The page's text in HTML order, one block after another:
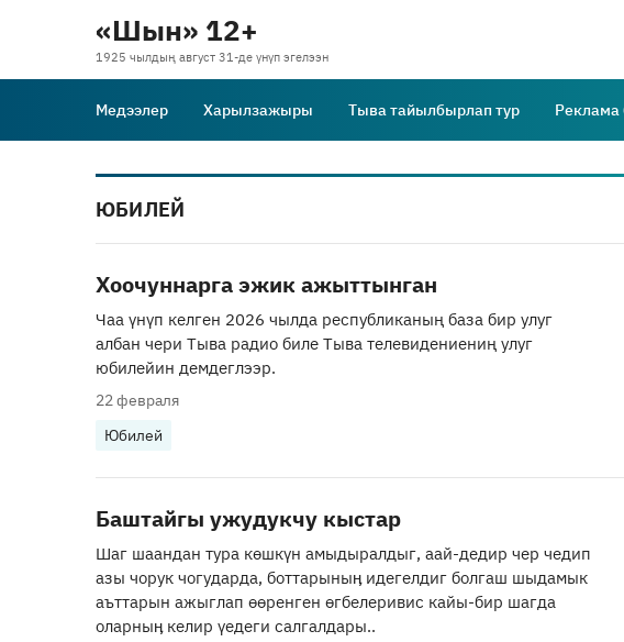
«Шын» 12+
1925 чылдың август 31-де үнүп эгелээн
Медээлер Харылзажыры Тыва тайылбырлап тур Реклама
ЮБИЛЕЙ
Хоочуннарга эжик ажыттынган
Чаа үнүп келген 2026 чылда республиканың база бир улуг
албан чери Тыва радио биле Тыва телевидениениң улуг
юбилейин демдеглээр.
22 февраля
Юбилей
Баштайгы ужудукчу кыстар
Шаг шаандан тура көшкүн амыдыралдыг, аай-дедир чер чедип
азы чорук чогударда, боттарыныӊ идегелдиг болгаш шыдамык
аъттарын ажыглап өөренген өгбелеривис кайы-бир шагда
оларныӊ келир үедеги салгалдары..